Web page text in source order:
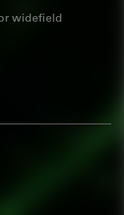
widefield